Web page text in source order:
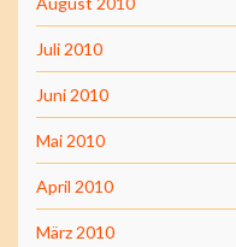
Juli 2010
Juni 2010
Mai 2010
April 2010
März 2010